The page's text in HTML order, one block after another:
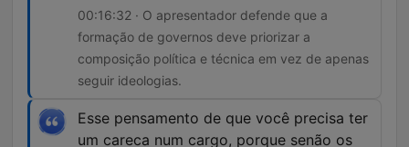
00:16:32 · O apresentador defende que a
formação de governos deve priorizar a
composição política e técnica em vez de apenas
seguir ideologias.
Esse pensamento de que você precisa ter
um careca num cargo, porque senão os